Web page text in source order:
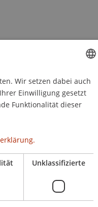
GERMAN
ENGLISH
Wir setzen dabei auch
Einwilligung gesetzt
Funktionalität dieser
Unklassifizierte